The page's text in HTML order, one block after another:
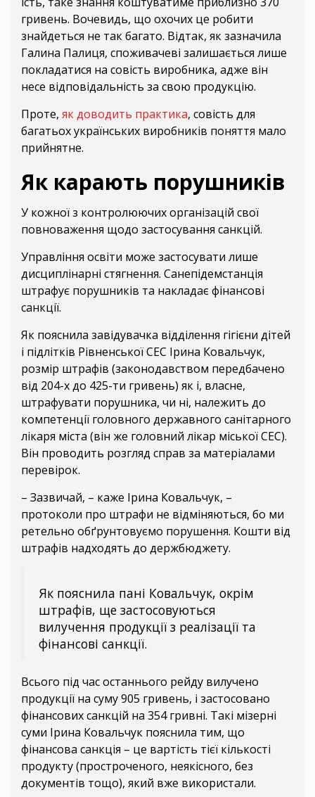
гривень. Вочевидь, що охочих це робити
знайдеться не так багато. Відтак, як зазначила
Галина Палиця, споживачеві залишається лише
покладатися на совість виробника, адже він
несе відповідальність за свою продукцію.
Проте, як доводить практика, совість для
багатьох українських виробників поняття мало
прийнятне.
Як карають порушників
У кожної з контролюючих організацій свої
повноваження щодо застосування санкцій.
Управління освіти може застосувати лише
дисциплінарні стягнення. Санепідемстанція
штрафує порушників та накладає фінансові
санкції.
Як пояснила завідувачка відділення гігієни дітей
і підлітків Рівненської СЕС Ірина Ковальчук,
розмір штрафів (законодавством передбачено
від 204-х до 425-ти гривень) як і, власне,
штрафувати порушника, чи ні, належить до
компетенції головного державного санітарного
лікаря міста (він же головний лікар міської СЕС).
Він проводить розгляд справ за матеріалами
перевірок.
– Зазвичай, – каже Ірина Ковальчук, –
протоколи про штрафи не відміняються, бо ми
ретельно обґрунтовуємо порушення. Кошти від
штрафів надходять до держбюджету.
Як пояснила пані Ковальчук, окрім
штрафів, ще застосовуються
вилучення продукції з реалізації та
фінансові санкції.
Всього під час останнього рейду вилучено
продукції на суму 905 гривень, і застосовано
фінансових санкцій на 354 гривні. Такі мізерні
суми Ірина Ковальчук пояснила тим, що
фінансова санкція – це вартість тієї кількості
продукту (простроченого, неякісного, без
документів тощо), який вже використали.